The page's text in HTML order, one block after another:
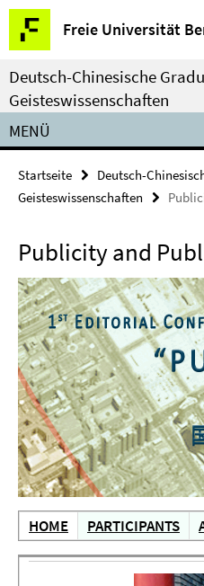
Springe
direkt
zu
Inhalt
Freie Universität
Service-
Navigation
Deutsch-Chinesische
Geisteswissenschaften
MENÜ
Startseite
Deutsch-
Geisteswissenschaften
Publicity and
HOME PARTICIPANTS